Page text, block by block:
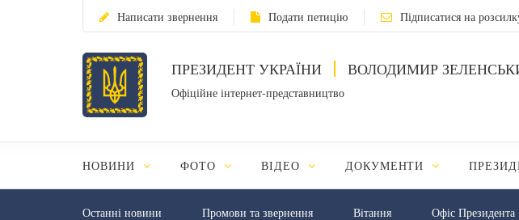
Написати звернення Подати петицію Підписатися на
ПРЕЗИДЕНТ УКРАЇНИ ВОЛОДИМИР
Офіційне інтернет-представництво
НОВИНИ ФОТО ВІДЕО ДОКУМЕНТИ
Останні новини Промови та звернення Вiтання Офіс Президента